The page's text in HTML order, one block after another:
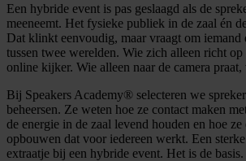
Een hybride event is pas geslaagd als de
meeneemt. Het fysieke publiek in de zaal én
Dat klinkt eenvoudig, maar vraagt om iemand
tussen twee werelden. Wie zich alleen richt op
online kijker. Wie alleen naar de camera praat,
Bij Speakers Academy® selecteren we
beheersen. Ze weten hoe ze contact maken
de energie in de zaal levend houden en hoe ze
opbouwen dat voor iedereen werkt. Een
extraatje bij een hybride event. Het is de basis.